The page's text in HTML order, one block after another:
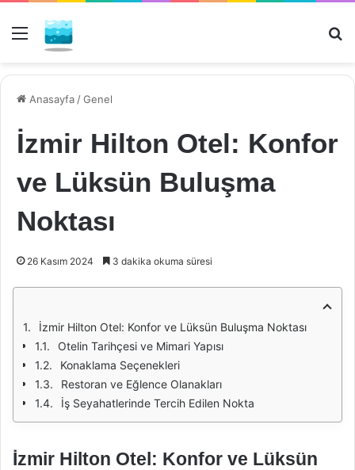
Menü
Anasayfa /Genel
İzmir Hilton Otel: Konfor
ve Lüksün Buluşma
Noktası
26 Kasım 2024 3 dakika okuma süresi
İzmir Hilton Otel: Konfor ve Lüksün Buluşma Noktası
Otelin Tarihçesi ve Mimari Yapısı
Konaklama Seçenekleri
Restoran ve Eğlence Olanakları
İş Seyahatlerinde Tercih Edilen Nokta
İzmir Hilton Otel: Konfor ve Lüksün